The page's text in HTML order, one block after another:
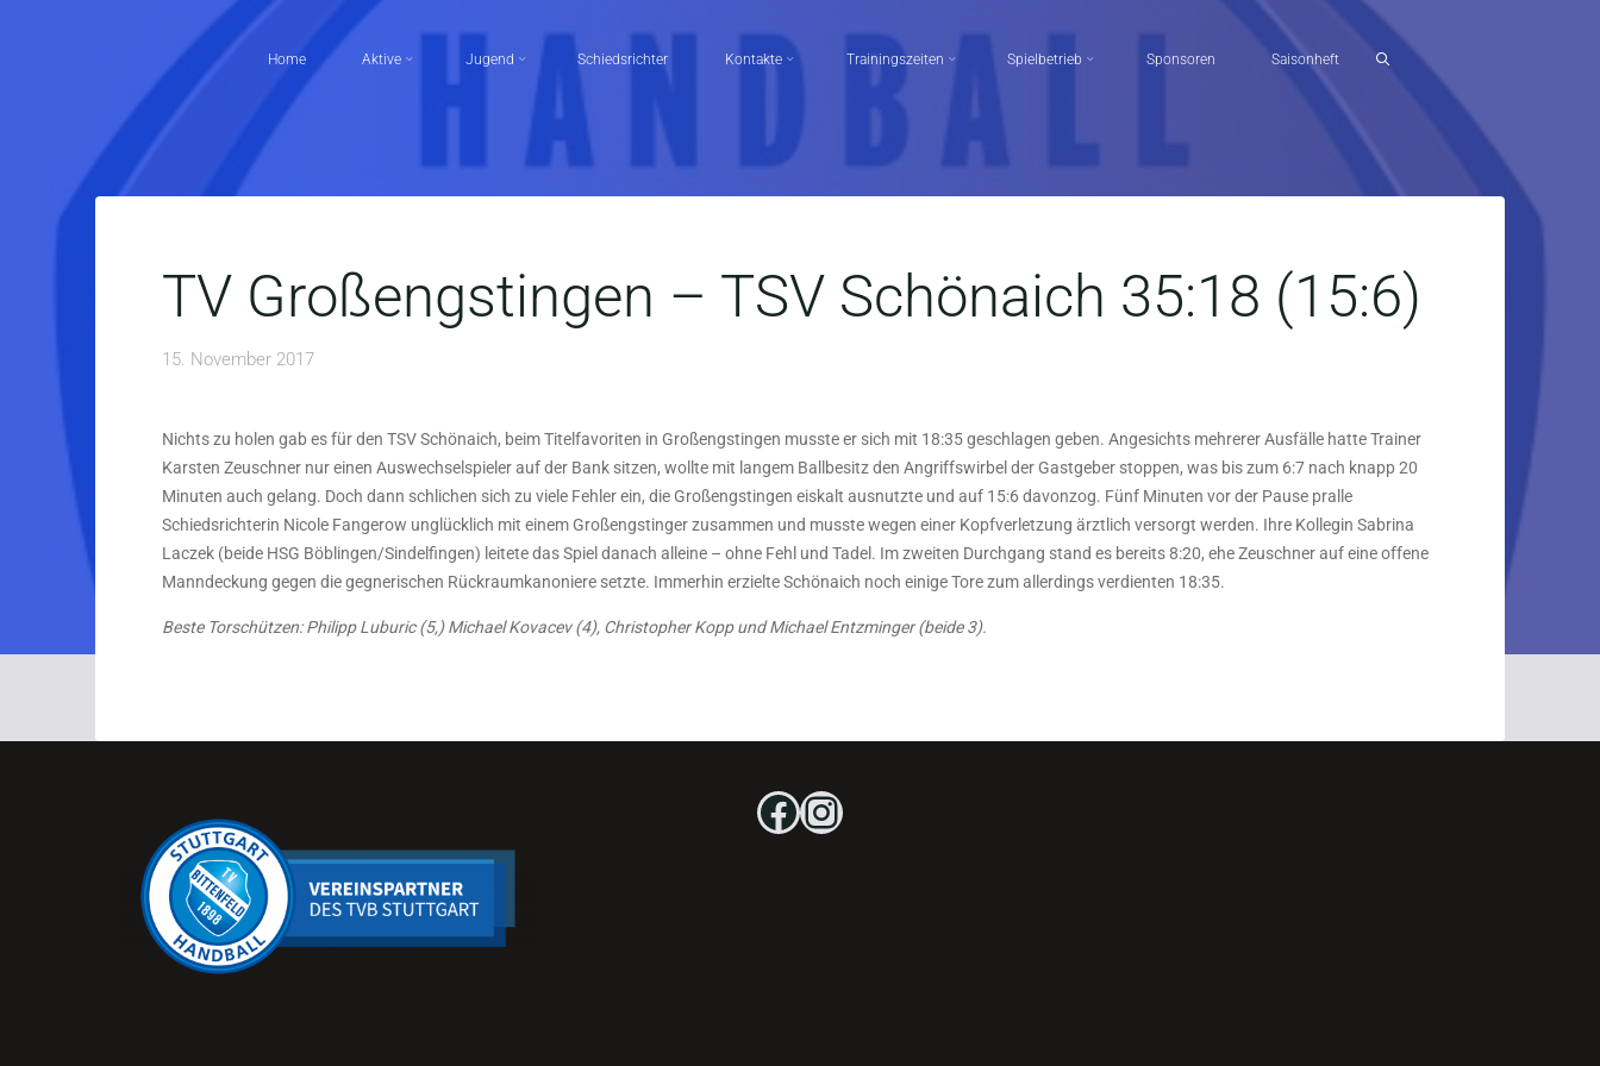
Home Aktive Jugend Schiedsrichter Kontakte Trainingszeiten Spielbetrieb Sponsoren Saisonheft
TV Großengstingen – TSV Schönaich 35:18 (15:6)
15. November 2017
Nichts zu holen gab es für den TSV Schönaich, beim Titelfavoriten in Großengstingen musste er sich mit 18:35 geschlagen geben. Angesichts mehrerer Ausfälle hatte Trainer
Karsten Zeuschner nur einen Auswechselspieler auf der Bank sitzen, wollte mit langem Ballbesitz den Angriffswirbel der Gastgeber stoppen, was bis zum 6:7 nach knapp 20
Minuten auch gelang. Doch dann schlichen sich zu viele Fehler ein, die Großengstingen eiskalt ausnutzte und auf 15:6 davonzog. Fünf Minuten vor der Pause pralle
Schiedsrichterin Nicole Fangerow unglücklich mit einem Großengstinger zusammen und musste wegen einer Kopfverletzung ärztlich versorgt werden. Ihre Kollegin Sabrina
Laczek (beide HSG Böblingen/Sindelfingen) leitete das Spiel danach alleine – ohne Fehl und Tadel. Im zweiten Durchgang stand es bereits 8:20, ehe Zeuschner auf eine offene
Manndeckung gegen die gegnerischen Rückraumkanoniere setzte. Immerhin erzielte Schönaich noch einige Tore zum allerdings verdienten 18:35.
Beste Torschützen: Philipp Luburic (5,) Michael Kovacev (4), Christopher Kopp und Michael Entzminger (beide 3).
Facebook
Instagram